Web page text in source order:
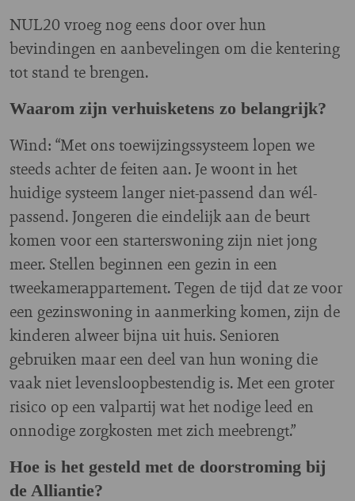
NUL20 vroeg nog eens door over hun
bevindingen en aanbevelingen om die kentering
tot stand te brengen.
Waarom zijn verhuisketens zo belangrijk?
Wind: “Met ons toewijzingssysteem lopen we
steeds achter de feiten aan. Je woont in het
huidige systeem langer niet-passend dan wél-
passend. Jongeren die eindelijk aan de beurt
komen voor een starterswoning zijn niet jong
meer. Stellen beginnen een gezin in een
tweekamerappartement. Tegen de tijd dat ze voor
een gezinswoning in aanmerking komen, zijn de
kinderen alweer bijna uit huis. Senioren
gebruiken maar een deel van hun woning die
vaak niet levensloopbestendig is. Met een groter
risico op een valpartij wat het nodige leed en
onnodige zorgkosten met zich meebrengt.”
Hoe is het gesteld met de doorstroming bij
de Alliantie?